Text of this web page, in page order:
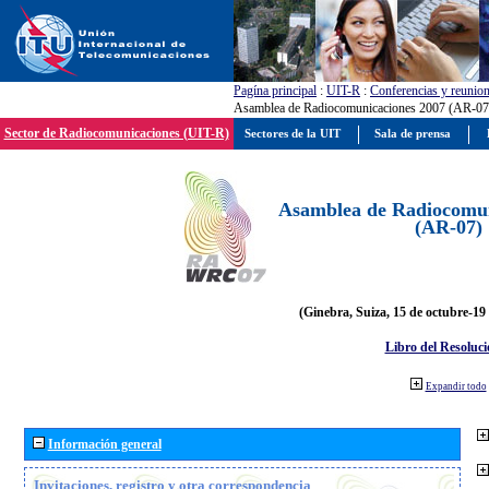
Pagína principal : UIT-R : Conferencias y
Asamblea de Radiocomunicaciones 2007 (AR-
Sector de Radiocomunicaciones (UIT-R)
Asamblea de
(AR-07)
(Ginebra, Suiza, 15 de octubre-19
Libro del
Expandir todo
Información general
Invitaciones, registro y otra correspondencia
Sectores de la UIT Sala de prensa